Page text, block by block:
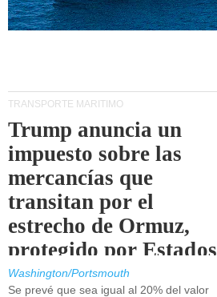
TRANSPORTE MARÍTIMO
Trump anuncia un
impuesto sobre las
mercancías que
transitan por el
estrecho de Ormuz,
protegido por Estados
Unidos.
Washington/Portsmouth
Se prevé que sea igual al 20% del valor